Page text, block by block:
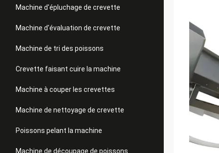
Machine d'épluchage de crevette
Machine d'évaluation de crevette
Machine de tri des poissons
Crevette faisant cuire la machine
Machine à couper les crevettes
Machine de nettoyage de crevette
Poissons pelant la machine
Machine de découpage de poissons